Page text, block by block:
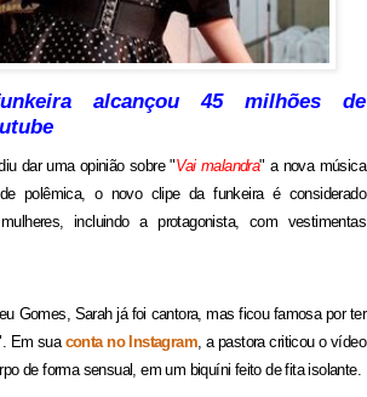
alcançou 45 milhões de
dar uma opinião sobre "Vai malandra" a nova música
polêmica, o novo clipe da funkeira é considerado
incluindo a protagonista, com vestimentas
Gomes, Sarah já foi cantora, mas ficou famosa por ter
Em suaconta no Instagram, a pastora criticou o vídeo
de forma sensual, em um biquíni feito de fita isolante.